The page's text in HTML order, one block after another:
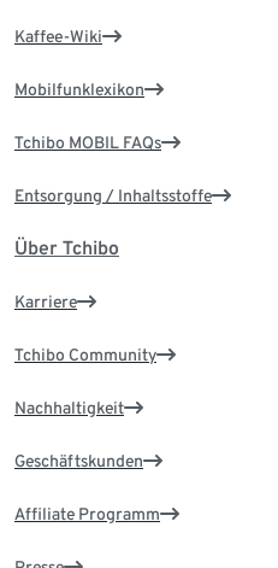
Kaffee-Wiki
Mobilfunklexikon
Tchibo MOBIL FAQs
Entsorgung / Inhaltsstoffe
Über Tchibo
Karriere
Tchibo Community
Nachhaltigkeit
Geschäftskunden
Affiliate Programm